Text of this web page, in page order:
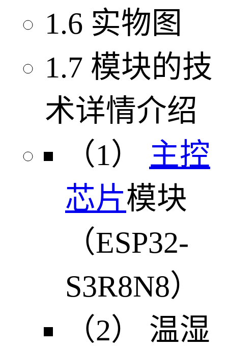
1.6 实物图
1.7 模块的技
术详情介绍
（1） 主控
芯片模块
（ESP32-
S3R8N8）
（2） 温湿